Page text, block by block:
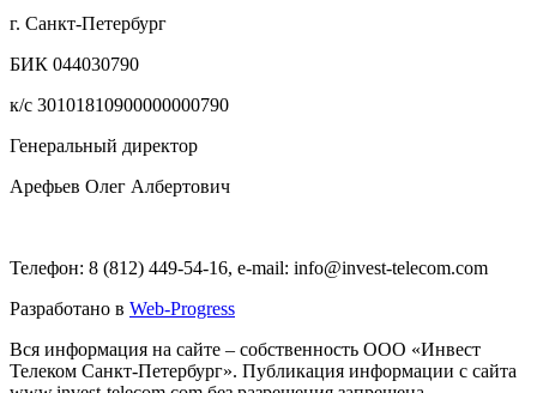
г. Санкт-Петербург
БИК 044030790
к/с 30101810900000000790
Генеральный директор
Арефьев Олег Албертович
Телефон: 8 (812) 449-54-16, e-mail: info@invest-telecom.com
Разработано в Web-Progress
Вся информация на сайте – собственность ООО «Инвест
Телеком Санкт-Петербург». Публикация информации с сайта